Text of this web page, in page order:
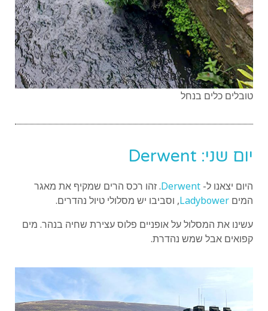
טובלים כלים בנחל
יום שני: Derwent
היום יצאנו ל- Derwent. זהו רכס הרים שמקיף את מאגר
המים Ladybower, וסביבו יש מסלולי טיול נהדרים.
עשינו את המסלול על אופניים פלוס עצירת שחיה בנהר. מים
קפואים אבל שמש נהדרת.